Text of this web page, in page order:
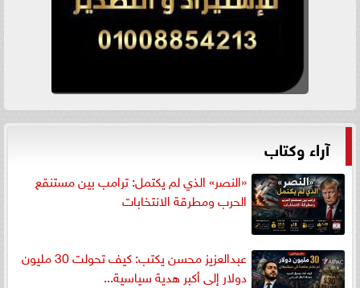
آراء وكتاب
«النصر» الذي لم يكتمل: ترامب بين مستنقع
الحرب ومطرقة الانتخابات
عبدالعزيز محسن يكتب: كيف تحولت 30 مليون
دولار إلى أكبر هدية سياسية...